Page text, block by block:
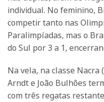
individual. No feminino,
competir tanto nas
Paralimpíadas, mas o
do Sul por 3 a 1,
Na vela, na classe
Arndt e João Bulhões
com três regatas